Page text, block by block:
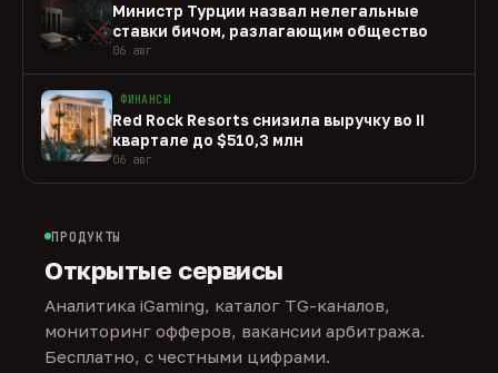
Министр Турции назвал нелегальные
ставки бичом, разлагающим общество
06 авг
ФИНАНСЫ
Red Rock Resorts снизила выручку во II
квартале до $510,3 млн
06 авг
ПРОДУКТЫ
Открытые сервисы
Аналитика iGaming, каталог TG-каналов,
мониторинг офферов, вакансии арбитража.
Бесплатно, с честными цифрами.